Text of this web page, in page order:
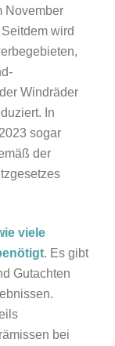
November
wird
Windräder
In
sogar
der
viele
. Es gibt
Gutachten
bei